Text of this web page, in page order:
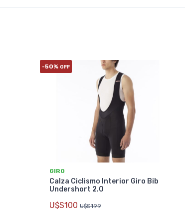
-50% OFF
GIRO
Calza Ciclismo Interior Giro Bib
Undershort 2.0
U$S100 U$S199